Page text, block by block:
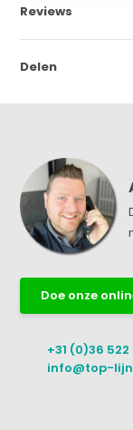
Reviews
Delen
Doe onze
+31 (0)36 522
info@top-